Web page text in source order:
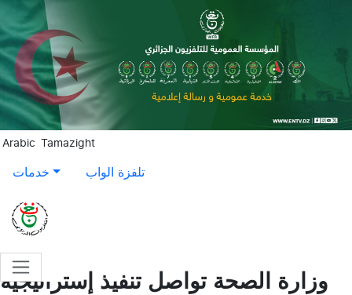
Aller au contenu principal
Arabic Tamazight
خدمات تلفزة الواب
وزارة الصحة تواصل تنفيذ إستراتيجية